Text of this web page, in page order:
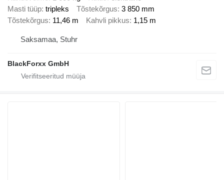
Masti tüüp tripleks Tõstekõrgus 3 850 mm
Tõstekõrgus 11,46 m Kahvli pikkus 1,15 m
Saksamaa, Stuhr
BlackForxx GmbH